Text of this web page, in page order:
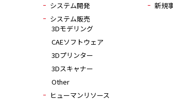
システム開発
システム販売
3Dモデリング
CAEソフトウェア
3Dプリンター
3Dスキャナー
Other
ヒューマンリソース
新規